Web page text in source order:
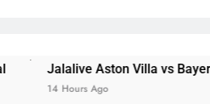
Villa vs Bayern Club Friendly